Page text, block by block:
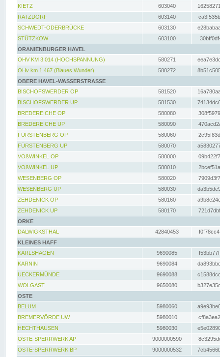
KIETZ
603040
RATZDORF
603140
SCHWEDT-ODERBRÜCKE
603130
STÜTZKOW
603100
ORANIENBURGER HAVEL
OHV KM 3.014 (HOCHSPANNUNG)
580271
OHv km 1.467 (Blaues Wunder)
580272
OBERE HAVEL-WASSERSTRASSE
BISCHOFSWERDER OP
581520
BISCHOFSWERDER UP
581530
BREDEREICHE OP
580080
BREDEREICHE UP
580090
FÜRSTENBERG OP
580060
FÜRSTENBERG UP
580070
VOßWINKEL OP
580000
VOßWINKEL UP
580010
WESENBERG OP
580020
WESENBERG UP
580030
ZEHDENICK OP
580160
ZEHDENICK UP
580170
ORKE
DALWIGKSTHAL
42840453
KLEINES HAFF
KARLSHAGEN
9690085
KARNIN
9690084
UECKERMÜNDE
9690088
WOLGAST
9650080
OSTE
BELUM
5980060
BREMERVÖRDE UW
5980010
HECHTHAUSEN
5980030
OSTE-SPERRWERK AP
9000000590
OSTE-SPERRWERK BP
9000000532